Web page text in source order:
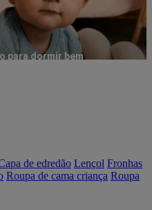
para dormir bem
de edredão Lençol Fronhas
Roupa de cama criança Roupa